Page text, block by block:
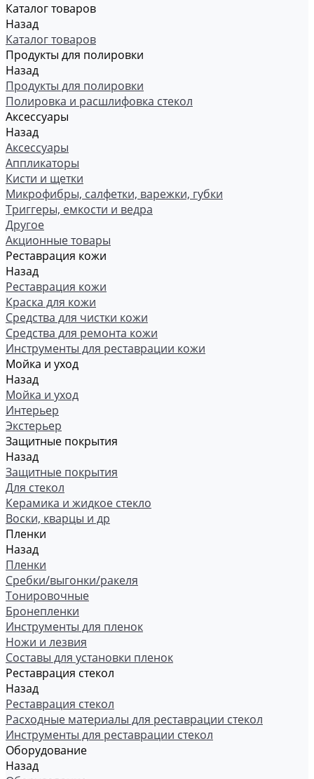
Каталог товаров
Назад
Каталог товаров
Продукты для полировки
Назад
Продукты для полировки
Полировка и расшлифовка стекол
Аксессуары
Назад
Аксессуары
Аппликаторы
Кисти и щетки
Микрофибры, салфетки, варежки, губки
Триггеры, емкости и ведра
Другое
Акционные товары
Реставрация кожи
Назад
Реставрация кожи
Краска для кожи
Средства для чистки кожи
Средства для ремонта кожи
Инструменты для реставрации кожи
Мойка и уход
Назад
Мойка и уход
Интерьер
Экстерьер
Защитные покрытия
Назад
Защитные покрытия
Для стекол
Керамика и жидкое стекло
Воски, кварцы и др
Пленки
Назад
Пленки
Сребки/выгонки/ракеля
Тонировочные
Бронепленки
Инструменты для пленок
Ножи и лезвия
Составы для установки пленок
Реставрация стекол
Назад
Реставрация стекол
Расходные материалы для реставрации стекол
Инструменты для реставрации стекол
Оборудование
Назад